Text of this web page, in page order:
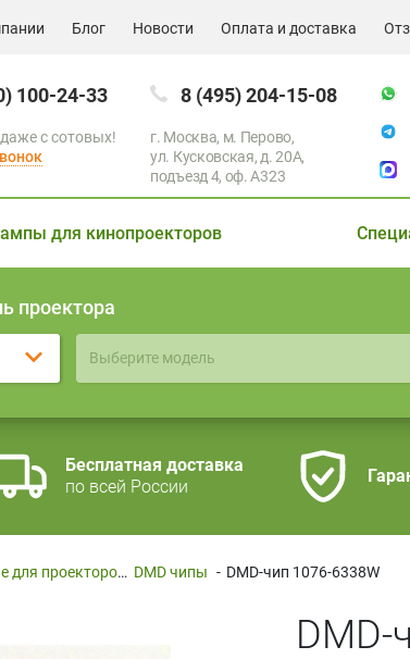
Блог Новости Оплата и доставка
100-24-33
с сотовых!
8 (495) 204-15-08
г. Москва, м. Перово,
ул. Кусковская, д. 20А,
подъезд 4, оф. A323
для кинопроекторов
проектора
Выберите модель
Бесплатная доставка
по всей России
Запчасти и комплектующие для проекторов -DMD чипы - DMD-чип 1076-6338W
DMD-